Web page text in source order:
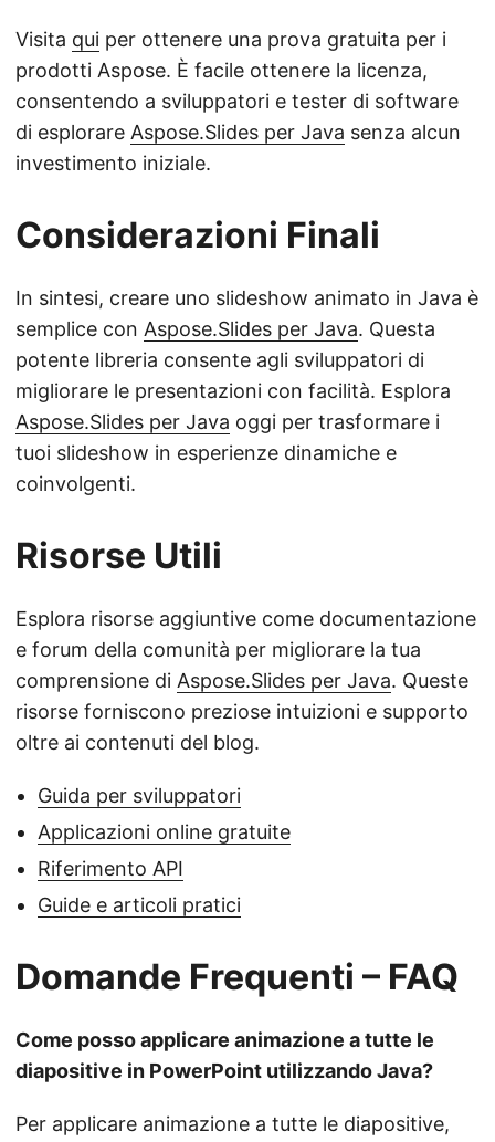
Visita qui per ottenere una prova gratuita per i
prodotti Aspose. È facile ottenere la licenza,
consentendo a sviluppatori e tester di software
di esplorare Aspose.Slides per Java senza alcun
investimento iniziale.
Considerazioni Finali
In sintesi, creare uno slideshow animato in Java è
semplice con Aspose.Slides per Java. Questa
potente libreria consente agli sviluppatori di
migliorare le presentazioni con facilità. Esplora
Aspose.Slides per Java oggi per trasformare i
tuoi slideshow in esperienze dinamiche e
coinvolgenti.
Risorse Utili
Esplora risorse aggiuntive come documentazione
e forum della comunità per migliorare la tua
comprensione di Aspose.Slides per Java. Queste
risorse forniscono preziose intuizioni e supporto
oltre ai contenuti del blog.
Guida per sviluppatori
Applicazioni online gratuite
Riferimento API
Guide e articoli pratici
Domande Frequenti – FAQ
Come posso applicare animazione a tutte le
diapositive in PowerPoint utilizzando Java?
Per applicare animazione a tutte le diapositive,